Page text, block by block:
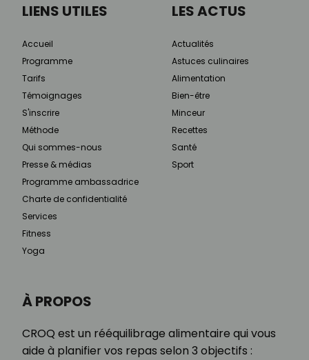
À PROPOS
CROQ est un rééquilibrage alimentaire qui vous
aide à planifier vos repas selon 3 objectifs :
LIENS UTILES
Accueil
Programme
Tarifs
Témoignages
S'inscrire
Méthode
Qui sommes-nous
Presse & médias
Programme ambassadrice
Charte de confidentialité
Services
Fitness
Yoga
LES ACTUS
Actualités
Astuces culinaires
Alimentation
Bien-être
Minceur
Recettes
Santé
Sport